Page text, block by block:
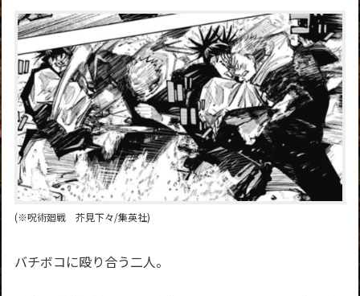
(※呪術廻戦 芥見下々/集英社)
バチボコに殴り合う二人。